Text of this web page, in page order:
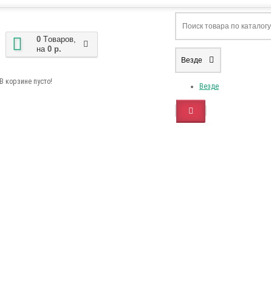
0 Tоваров,
на 0 р.
В корзине пусто!
Везде
Везде